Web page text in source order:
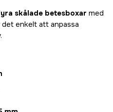
skålade betesboxar med
enkelt att anpassa